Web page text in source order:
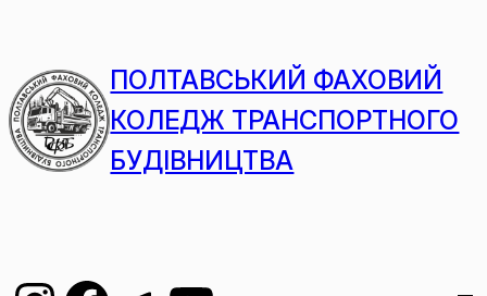
ПОЛТАВСЬКИЙ ФАХОВИЙ
КОЛЕДЖ ТРАНСПОРТНОГО
БУДІВНИЦТВА